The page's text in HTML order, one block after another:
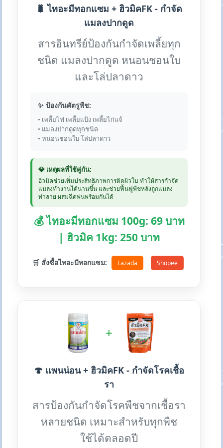
🐛 ไทอะมีทอกแซม + ฮิวมิคFK - กำจัด
แมลงปากดูด
สารอินทรีย์ป้องกันกำจัดเพลี้ยทุก
ชนิด แมลงปากดูด หนอนชอนใบ
และโล่ปลาดาว
✨ ป้องกันศัตรูพืช:
• เพลี้ยไฟ เพลี้ยแป้ง เพลี้ยไก่แจ้
• แมลงปากดูดทุกชนิด
• หนอนชอนใบ โล่ปลาดาว
💎 เหตุผลที่ใช้คู่กัน:
ฮิวมิคช่วยเพิ่มประสิทธิภาพการติดผิวใบ ทำให้สารกำจัด
แมลงทำงานได้นานขึ้น และช่วยฟื้นฟูพืชหลังถูกแมลง
ทำลาย ผสมฉีดพ่นพร้อมกันได้
💰 ไทอะมีทอกแซม 100g: 69 บาท
| ฮิวมิค 1kg: 250 บาท
🛒 สั่งซื้อไทอะมีทอกแซม: Lazada Shopee
+
🍄 แพนน่อน + ฮิวมิคFK - กำจัดโรคเชื้อ
รา
สารป้องกันกำจัดโรคพืชจากเชื้อรา
หลายชนิด เหมาะสำหรับทุกพืช
ใช้ได้ตลอดปี